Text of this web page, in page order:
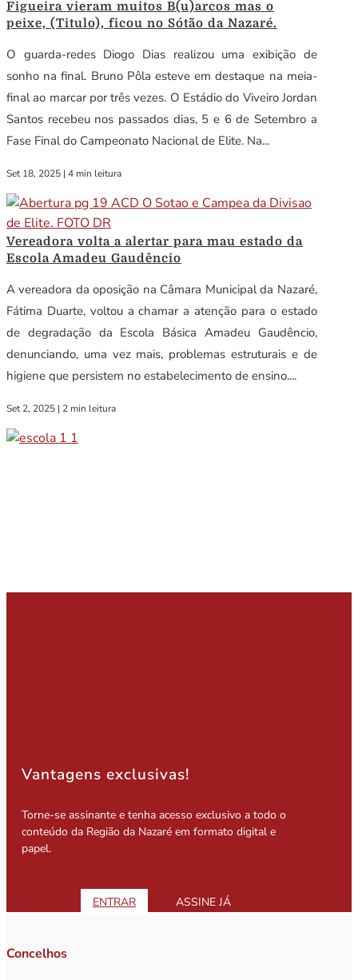
Figueira vieram muitos B(u)arcos mas o
peixe, (Titulo), ficou no Sótão da Nazaré.
O guarda-redes Diogo Dias realizou uma exibição de
sonho na final. Bruno Pôla esteve em destaque na meia-
final ao marcar por três vezes. O Estádio do Viveiro Jordan
Santos recebeu nos passados dias, 5 e 6 de Setembro a
Fase Final do Campeonato Nacional de Elite. Na...
Set 18, 2025 | 4 min leitura
Vereadora volta a alertar para mau estado da
Escola Amadeu Gaudêncio
A vereadora da oposição na Câmara Municipal da Nazaré,
Fátima Duarte, voltou a chamar a atenção para o estado
de degradação da Escola Básica Amadeu Gaudêncio,
denunciando, uma vez mais, problemas estruturais e de
higiene que persistem no estabelecimento de ensino....
Set 2, 2025 | 2 min leitura
Vantagens exclusivas!
Torne-se assinante e tenha acesso exclusivo a todo o
conteúdo da Região da Nazaré em formato digital e
papel.
ENTRAR ASSINE JÁ
Concelhos